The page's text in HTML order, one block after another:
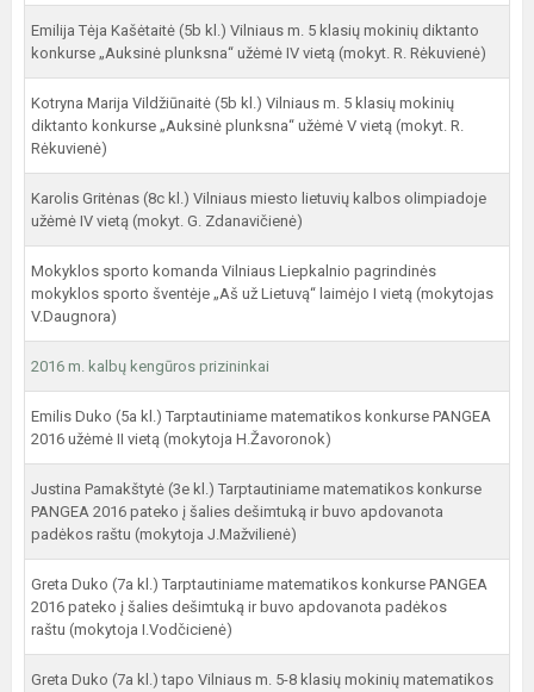
Emilija Tėja Kašėtaitė (5b kl.) Vilniaus m. 5 klasių mokinių diktanto
konkurse „Auksinė plunksna“ užėmė IV vietą (mokyt. R. Rėkuvienė)
Kotryna Marija Vildžiūnaitė (5b kl.) Vilniaus m. 5 klasių mokinių
diktanto konkurse „Auksinė plunksna“ užėmė V vietą (mokyt. R.
Rėkuvienė)
Karolis Gritėnas (8c kl.) Vilniaus miesto lietuvių kalbos olimpiadoje
užėmė IV vietą (mokyt. G. Zdanavičienė)
Mokyklos sporto komanda Vilniaus Liepkalnio pagrindinės
mokyklos sporto šventėje „Aš už Lietuvą“ laimėjo I vietą (mokytojas
V.Daugnora)
2016 m. kalbų kengūros prizininkai
Emilis Duko (5a kl.) Tarptautiniame matematikos konkurse PANGEA
2016 užėmė II vietą (mokytoja H.Žavoronok)
Justina Pamakštytė (3e kl.) Tarptautiniame matematikos konkurse
PANGEA 2016 pateko į šalies dešimtuką ir buvo apdovanota
padėkos raštu (mokytoja J.Mažvilienė)
Greta Duko (7a kl.) Tarptautiniame matematikos konkurse PANGEA
2016 pateko į šalies dešimtuką ir buvo apdovanota padėkos
raštu (mokytoja I.Vodčicienė)
Greta Duko (7a kl.) tapo Vilniaus m. 5-8 klasių mokinių matematikos